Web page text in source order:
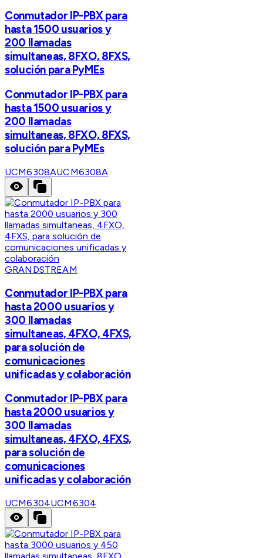
Conmutador IP-PBX para
hasta 1500 usuarios y
200 llamadas
simultaneas, 8FXO, 8FXS,
solución para PyMEs
Conmutador IP-PBX para
hasta 1500 usuarios y
200 llamadas
simultaneas, 8FXO, 8FXS,
solución para PyMEs
UCM6308AUCM6308A
GRANDSTREAM
Conmutador IP-PBX para
hasta 2000 usuarios y
300 llamadas
simultaneas, 4FXO, 4FXS,
para solución de
comunicaciones
unificadas y colaboración
Conmutador IP-PBX para
hasta 2000 usuarios y
300 llamadas
simultaneas, 4FXO, 4FXS,
para solución de
comunicaciones
unificadas y colaboración
UCM6304UCM6304